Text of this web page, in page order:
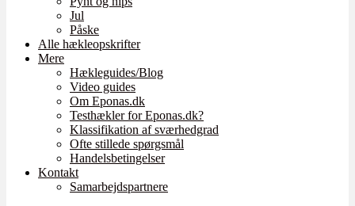
Jul
Påske
Alle hækleopskrifter
Mere
Hækleguides/Blog
Video guides
Om Eponas.dk
Testhækler for Eponas.dk?
Klassifikation af sværhedgrad
Ofte stillede spørgsmål
Handelsbetingelser
Kontakt
Samarbejdspartnere